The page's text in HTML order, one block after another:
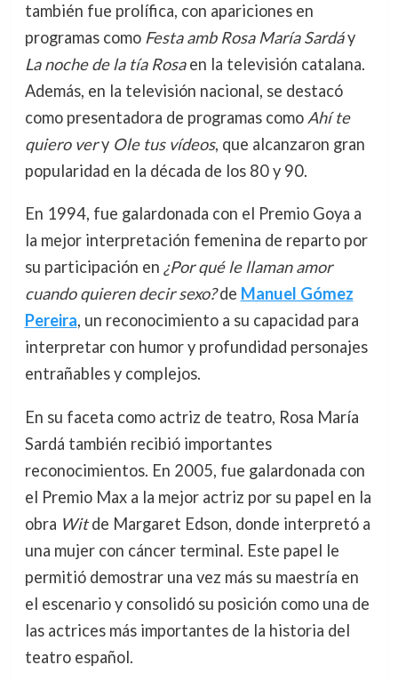
también fue prolífica, con apariciones en
programas como Festa amb Rosa María Sardáy
La noche de la tía Rosaen la televisión catalana.
Además, en la televisión nacional, se destacó
como presentadora de programas como Ahí te
quiero very Ole tus vídeos, que alcanzaron gran
popularidad en la década de los 80 y 90.
En 1994, fue galardonada con el Premio Goya a
la mejor interpretación femenina de reparto por
su participación en ¿Por qué le llaman amor
cuando quieren decir sexo?de Manuel Gómez
Pereira, un reconocimiento a su capacidad para
interpretar con humor y profundidad personajes
entrañables y complejos.
En su faceta como actriz de teatro, Rosa María
Sardá también recibió importantes
reconocimientos. En 2005, fue galardonada con
el Premio Max a la mejor actriz por su papel en la
obra Witde Margaret Edson, donde interpretó a
una mujer con cáncer terminal. Este papel le
permitió demostrar una vez más su maestría en
el escenario y consolidó su posición como una de
las actrices más importantes de la historia del
teatro español.